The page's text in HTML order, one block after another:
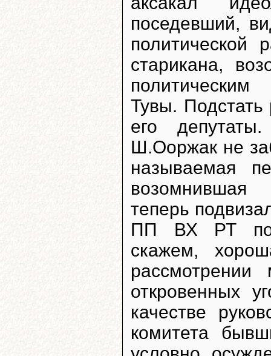
поседевший,
политической
старикана,
политическим
Тувы.
его
Ш.Ооржак не
называемая
возомнившая
теперь
ПП ВХ РТ по
скажем,
откровенных
качестве
комитета